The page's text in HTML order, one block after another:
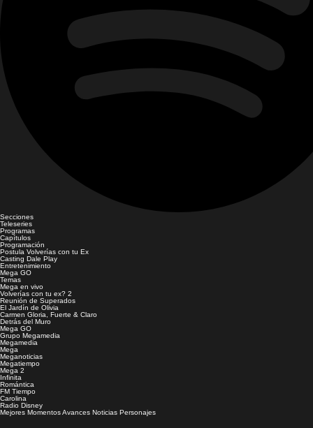
Secciones
Teleseries
Programas
Capítulos
Programación
Postula Volverías con tu Ex
Casting Dale Play
Entretenimiento
Mega GO
Temas
Mega en vivo
Volverías con tu ex? 2
Reunión de Superados
El Jardín de Olivia
Carmen Gloria, Fuerte & Claro
Detrás del Muro
Mega GO
Grupo Megamedia
Megamedia
Mega
Meganoticias
Megatiempo
Mega 2
Infinita
Romántica
FM Tiempo
Carolina
Radio Disney
Mejores MomentosAvances Noticias Personajes